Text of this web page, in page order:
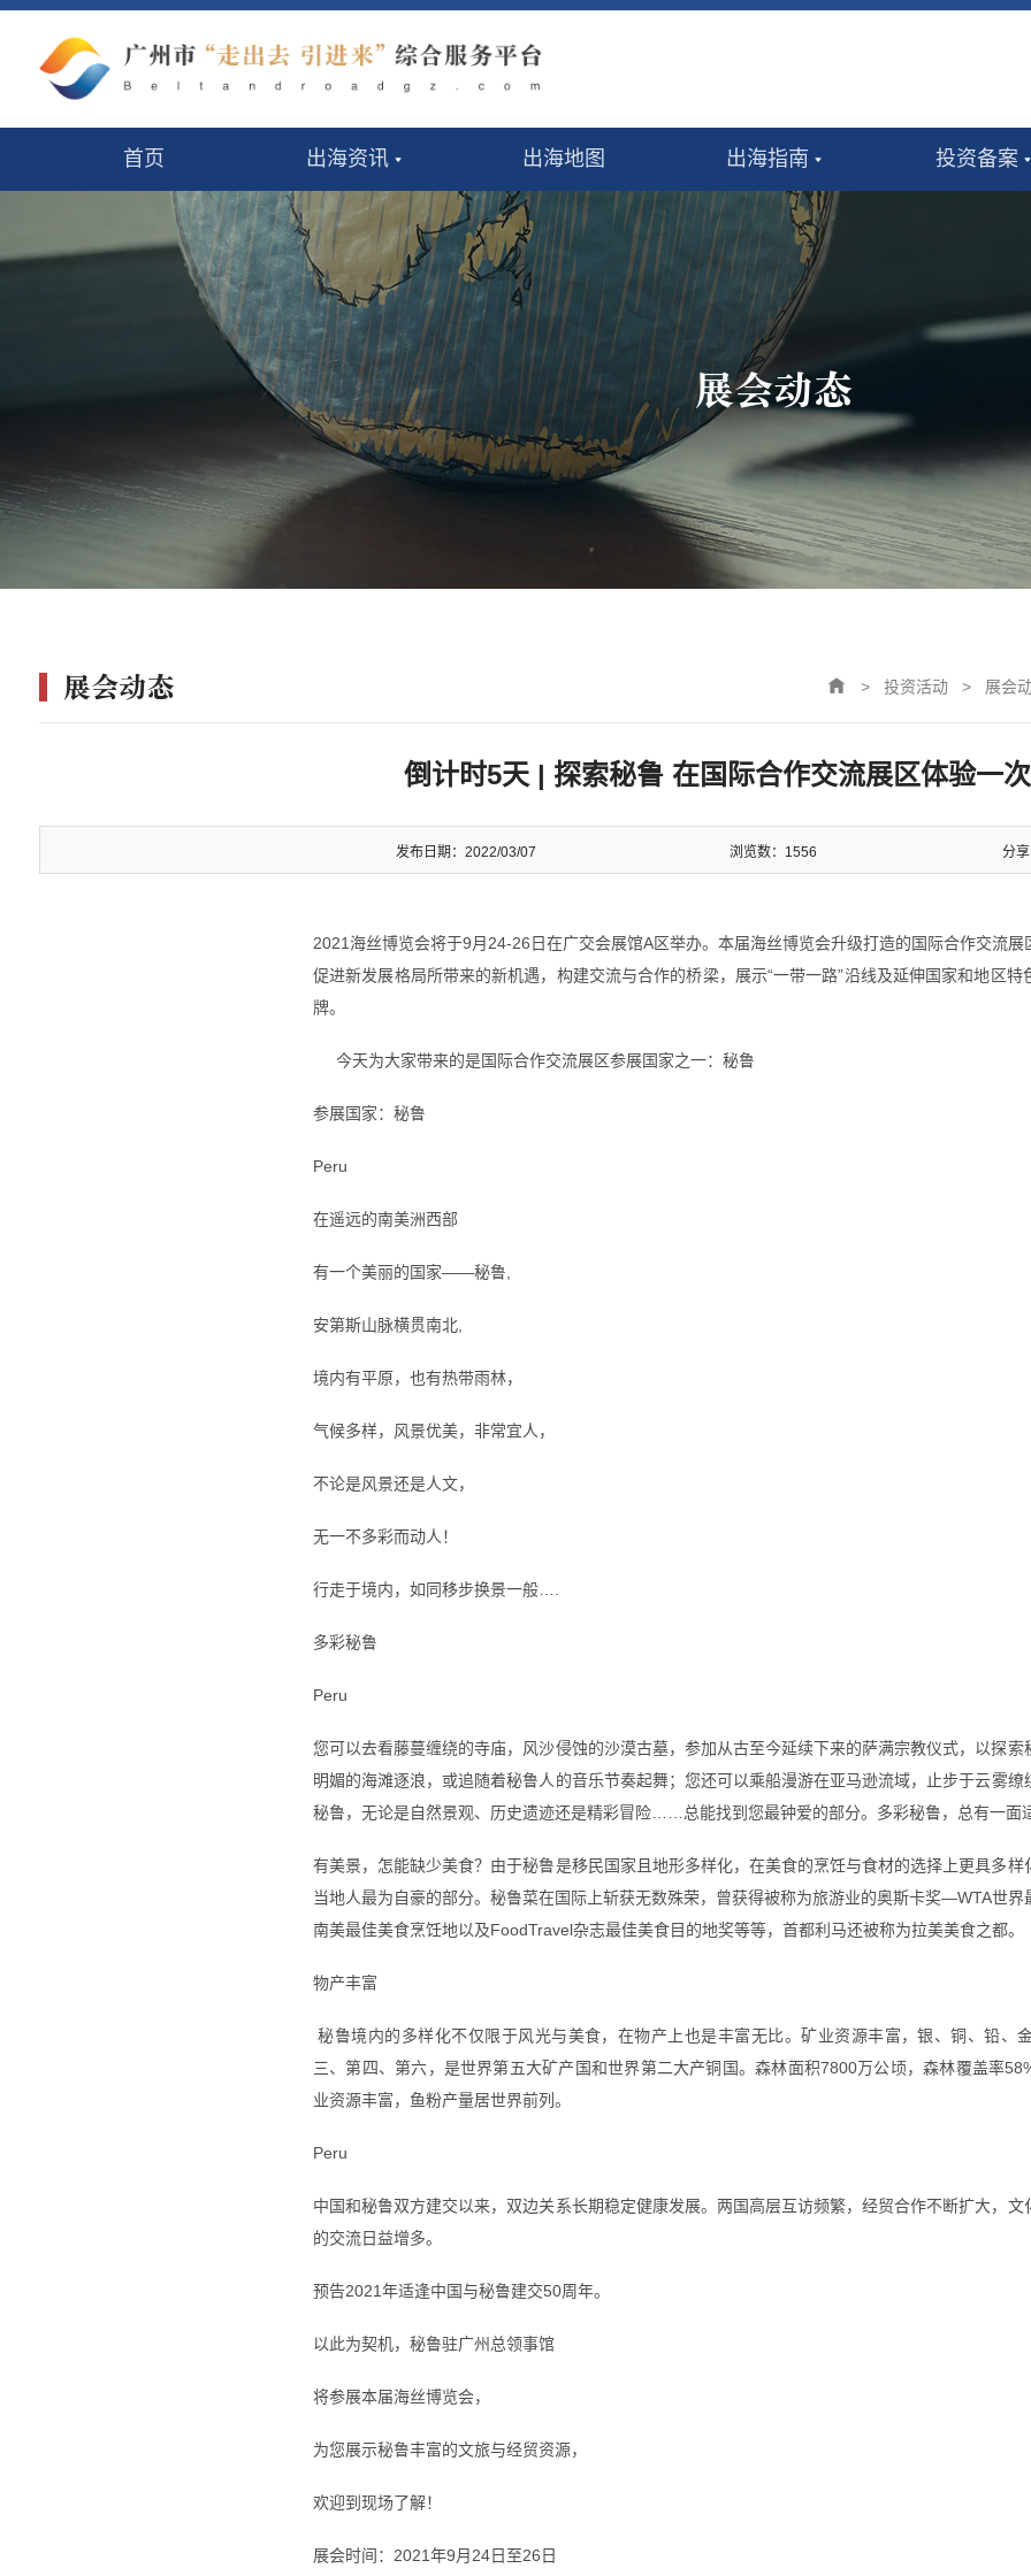
首页 出海资讯 出海地图 出海指南 投资备案
展会动态
展会动态 > 投资活动 > 展会
倒计时5天 | 探索秘鲁 在国际合作交流展区体验一
发布日期：2022/03/07 浏览数： 1556 分
2021海丝博览会将于9月24-26日在广交会展馆A区举办。本届海丝博览会升级打造的国际合作交流
促进新发展格局所带来的新机遇，构建交流与合作的桥梁，展示“一带一路”沿线及延伸国家和地区
牌。
今天为大家带来的是国际合作交流展区参展国家之一：秘鲁
参展国家：秘鲁
Peru
在遥远的南美洲西部
有一个美丽的国家——秘鲁,
安第斯山脉横贯南北,
境内有平原，也有热带雨林，
气候多样，风景优美，非常宜人，
不论是风景还是人文，
无一不多彩而动人！
行走于境内，如同移步换景一般….
多彩秘鲁
Peru
您可以去看藤蔓缠绕的寺庙，风沙侵蚀的沙漠古墓，参加从古至今延续下来的萨满宗教仪式，以探
明媚的海滩逐浪，或追随着秘鲁人的音乐节奏起舞；您还可以乘船漫游在亚马逊流域，止步于云雾
秘鲁，无论是自然景观、历史遗迹还是精彩冒险……总能找到您最钟爱的部分。多彩秘鲁，总有一面
有美景，怎能缺少美食？由于秘鲁是移民国家且地形多样化，在美食的烹饪与食材的选择上更具多
当地人最为自豪的部分。秘鲁菜在国际上斩获无数殊荣，曾获得被称为旅游业的奥斯卡奖—WTA世
南美最佳美食烹饪地以及FoodTravel杂志最佳美食目的地奖等等，首都利马还被称为拉美美食之都。
物产丰富
秘鲁境内的多样化不仅限于风光与美食，在物产上也是丰富无比。矿业资源丰富，银、铜、铅、
三、第四、第六，是世界第五大矿产国和世界第二大产铜国。森林面积7800万公顷，森林覆盖率
业资源丰富，鱼粉产量居世界前列。
Peru
中国和秘鲁双方建交以来，双边关系长期稳定健康发展。两国高层互访频繁，经贸合作不断扩大，
的交流日益增多。
预告2021年适逢中国与秘鲁建交50周年。
以此为契机，秘鲁驻广州总领事馆
将参展本届海丝博览会，
为您展示秘鲁丰富的文旅与经贸资源，
欢迎到现场了解！
展会时间：2021年9月24日至26日